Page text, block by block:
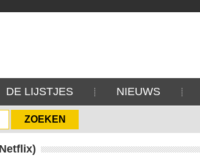
DE LIJSTJES NIEUWS